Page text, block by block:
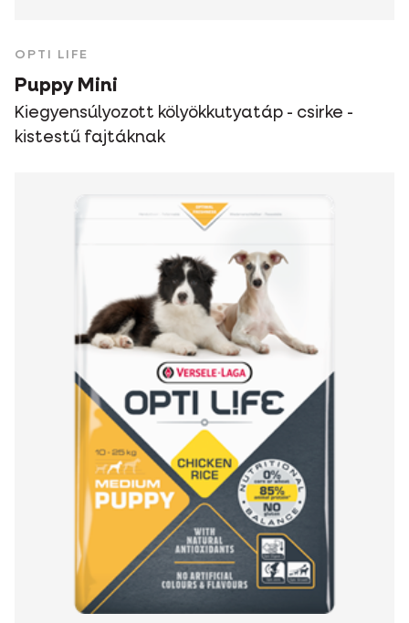
OPTI LIFE
Puppy Mini
Kiegyensúlyozott kölyökkutyatáp - csirke -
kistestű fajtáknak